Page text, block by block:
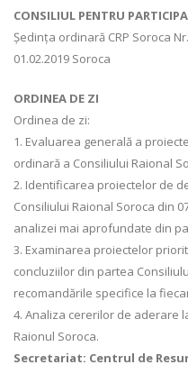
CONSILIUL PENTRU
Ședința ordinară CRP Soroca
01.02.2019 Soroca
ORDINEA DE ZI
Ordinea de zi:
1. Evaluarea generală a
ordinară a Consiliului Raional
2. Identificarea proiectelor de
Consiliului Raional Soroca din
analizei mai aprofundate din
3. Examinarea proiectelor
concluziilor din partea
recomandările specifice la
4. Analiza cererilor de aderare
Raionul Soroca.
Secretariat: Centrul de